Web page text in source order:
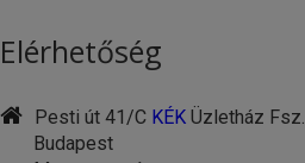
Elérhetőség
Pesti út 41/C KÉK Üzletház Fsz.
Budapest